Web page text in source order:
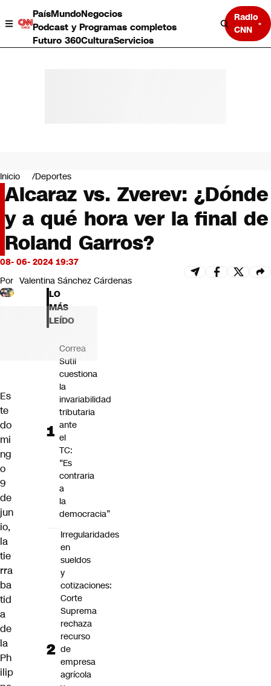
PaísMundoNegocios
Podcast y Programas completos
Futuro 360CulturaServicios
Radio
CNN
Negocios
Deportes
Programas completos
Cultura
Servicios
Bits
CNN tiempo
Futuro 360
Opinión
Inicio Deportes
Alcaraz vs. Zverev: ¿Dónde
y a qué hora ver la final de
Roland Garros?
08- 06- 2024 19:37
Por Valentina Sánchez Cárdenas
Es
te
do
mi
ng
o
9
de
jun
io,
la
tie
rra
ba
tid
a
de
la
Ph
ilip
LO
MÁS
LEÍDO
Correa
Sutil
cuestiona
la
invariabilidad
tributaria
ante
el
TC:
“Es
contraria
a
la
democracia”
Irregularidades
en
sueldos
y
cotizaciones:
Corte
Suprema
rechaza
recurso
de
empresa
agrícola